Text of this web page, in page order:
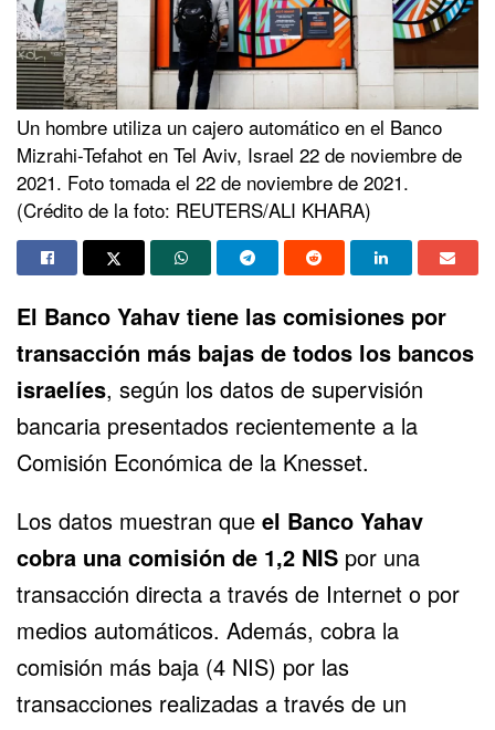
Un hombre utiliza un cajero automático en el Banco
Mizrahi-Tefahot en Tel Aviv, Israel 22 de noviembre de
2021. Foto tomada el 22 de noviembre de 2021.
(Crédito de la foto: REUTERS/ALI KHARA)
El Banco Yahav tiene las comisiones por
transacción más bajas de todos los bancos
israelíes, según los datos de supervisión
bancaria presentados recientemente a la
Comisión Económica de la Knesset.
Los datos muestran que el Banco Yahav
cobra una comisión de 1,2 NIS por una
transacción directa a través de Internet o por
medios automáticos. Además, cobra la
comisión más baja (4 NIS) por las
transacciones realizadas a través de un